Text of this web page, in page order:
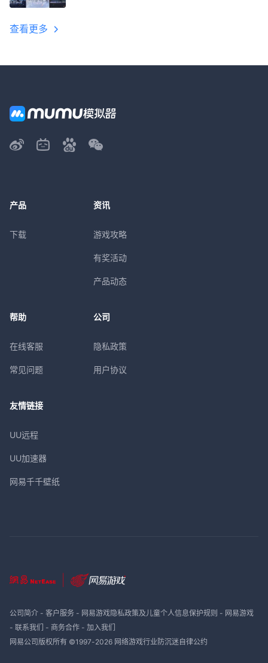
查看更多
产品
下载
资讯
游戏攻略
有奖活动
产品动态
帮助
在线客服
常见问题
公司
隐私政策
用户协议
友情链接
UU远程
UU加速器
网易千千壁纸
公司简介- 客户服务- 网易游戏隐私政策及儿童个人信息保护规则 - 网易游戏
- 联系我们 - 商务合作- 加入我们
网易公司版权所有 ©1997-2026 网络游戏行业防沉迷自律公约